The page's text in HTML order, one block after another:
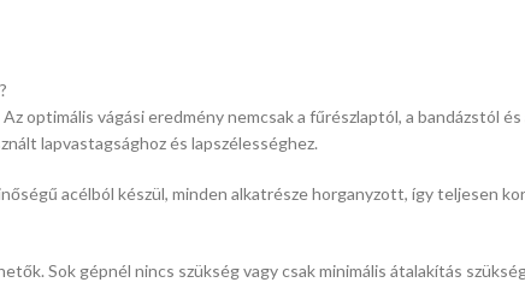
optimális vágási eredmény nemcsak a fűrészlaptól, a bandázstól
lapvastagsághoz és lapszélességhez.
acélból készül, minden alkatrésze horganyzott, így teljesen
Sok gépnél nincs szükség vagy csak minimális átalakítás